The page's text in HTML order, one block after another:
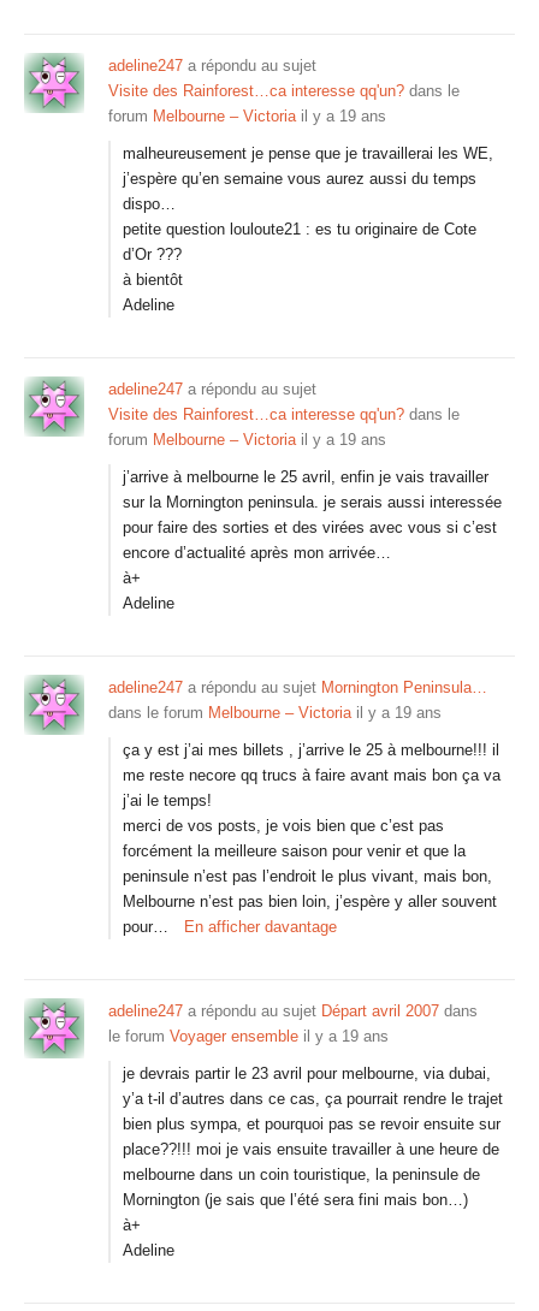
adeline247 a répondu au sujet
Visite des Rainforest…ca interesse qq'un? dans le
forum Melbourne – Victoria il y a 19 ans
malheureusement je pense que je travaillerai les WE,
j’espère qu’en semaine vous aurez aussi du temps
dispo…
petite question louloute21 : es tu originaire de Cote
d’Or ???
à bientôt
Adeline
adeline247 a répondu au sujet
Visite des Rainforest…ca interesse qq'un? dans le
forum Melbourne – Victoria il y a 19 ans
j’arrive à melbourne le 25 avril, enfin je vais travailler
sur la Mornington peninsula. je serais aussi interessée
pour faire des sorties et des virées avec vous si c’est
encore d’actualité après mon arrivée…
à+
Adeline
adeline247 a répondu au sujet Mornington Peninsula…
dans le forum Melbourne – Victoria il y a 19 ans
ça y est j’ai mes billets , j’arrive le 25 à melbourne!!! il
me reste necore qq trucs à faire avant mais bon ça va
j’ai le temps!
merci de vos posts, je vois bien que c’est pas
forcément la meilleure saison pour venir et que la
peninsule n’est pas l’endroit le plus vivant, mais bon,
Melbourne n’est pas bien loin, j’espère y aller souvent
pour…
En afficher davantage
adeline247 a répondu au sujet Départ avril 2007 dans
le forum Voyager ensemble il y a 19 ans
je devrais partir le 23 avril pour melbourne, via dubai,
y’a t-il d’autres dans ce cas, ça pourrait rendre le trajet
bien plus sympa, et pourquoi pas se revoir ensuite sur
place??!!! moi je vais ensuite travailler à une heure de
melbourne dans un coin touristique, la peninsule de
Mornington (je sais que l’été sera fini mais bon…)
à+
Adeline